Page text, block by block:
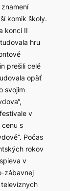
komik školy.
konci II
hru
prešili celé
opäť
svojim
v
cenu s
Počas
rokov
v
zábavnej
televíznych